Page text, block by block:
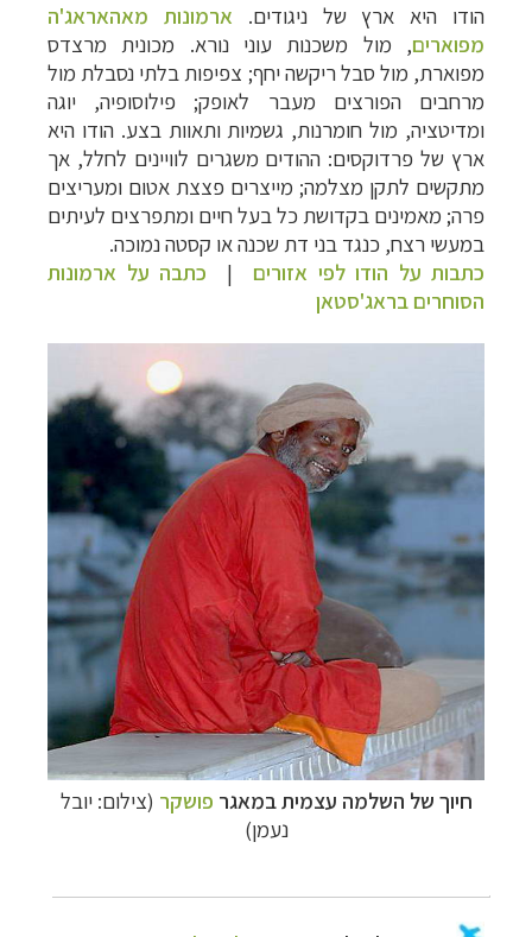
הודו היא ארץ של ניגודים. ארמונות מאהאראג'ה
מפוארים, מול משכנות עוני נורא. מכונית מרצדס
מפוארת, מול סבל ריקשה יחף; צפיפות בלתי נסבלת מול
מרחבים הפורצים מעבר לאופק; פילוסופיה, יוגה
ומדיטציה, מול חומרנות, גשמיות ותאוות בצע. הודו היא
ארץ של פרדוקסים: ההודים משגרים לוויינים לחלל, אך
מתקשים לתקן מצלמה; מייצרים פצצת אטום ומעריצים
פרה; מאמינים בקדושת כל בעל חיים ומתפרצים לעיתים
במעשי רצח, כנגד בני דת שכנה או קסטה נמוכה.
כתבות על הודו לפי אזורים | כתבה על ארמונות
הסוחרים בראג'סטאן
חיוך של השלמה עצמית במאגר פושקר (צילום: יובל
נעמן)
תכנוןטיולים למזרח הרחוק לחצו לרשימת יעדים »
תכנון טיולים לפולינזיה הצרפתית לחצו לפרטים »
תכנון
טיולים לאוסטרליה וניו זילנד לחצו לרשימת
ההצעות »